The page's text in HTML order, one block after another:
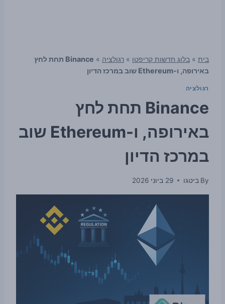
בית » בלוג חדשות קריפטו » רגולציה »
Binance תחת לחץ
באירופה, ו-Ethereum שוב במרכז הדיון
רגולציה
Binance תחת לחץ
באירופה, ו-Ethereum שוב
במרכז הדיון
By ביטגו 29 ביוני 2026